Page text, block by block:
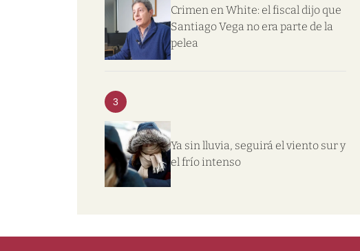
Crimen en White: el fiscal dijo que
Santiago Vega no era parte de la
pelea
3
Ya sin lluvia, seguirá el viento sur y
el frío intenso